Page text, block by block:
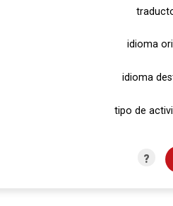
idioma
idioma
tipo de
?